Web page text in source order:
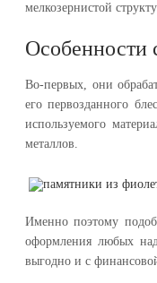
мелкозернистой
Особенности
Во-первых, они
его первозданного
используемого
металлов.
Именно поэтому
оформления любых
выгодно и с